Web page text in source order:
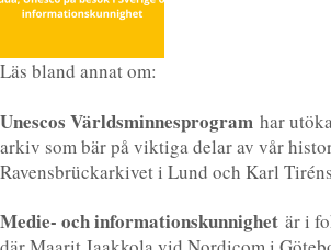
Läs bland annat om:
Unescos Världsminnesprogram har
arkiv som bär på viktiga delar av vår
Ravensbrückarkivet i Lund och Karl
Medie- och informationskunnighet är i